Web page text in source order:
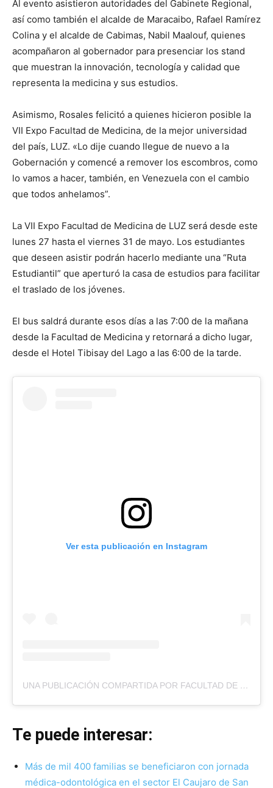
Al evento asistieron autoridades del Gabinete Regional,
así como también el alcalde de Maracaibo, Rafael Ramírez
Colina y el alcalde de Cabimas, Nabil Maalouf, quienes
acompañaron al gobernador para presenciar los stand
que muestran la innovación, tecnología y calidad que
representa la medicina y sus estudios.
Asimismo, Rosales felicitó a quienes hicieron posible la
VII Expo Facultad de Medicina, de la mejor universidad
del país, LUZ. «Lo dije cuando llegue de nuevo a la
Gobernación y comencé a remover los escombros, como
lo vamos a hacer, también, en Venezuela con el cambio
que todos anhelamos”.
La VII Expo Facultad de Medicina de LUZ será desde este
lunes 27 hasta el viernes 31 de mayo. Los estudiantes
que deseen asistir podrán hacerlo mediante una “Ruta
Estudiantil” que aperturó la casa de estudios para facilitar
el traslado de los jóvenes.
El bus saldrá durante esos días a las 7:00 de la mañana
desde la Facultad de Medicina y retornará a dicho lugar,
desde el Hotel Tibisay del Lago a las 6:00 de la tarde.
Ver esta publicación en Instagram
UNA PUBLICACIÓN COMPARTIDA POR FACULTAD DE MEDICINA DE LUZ (@FMEDLUZ)
Te puede interesar:
Más de mil 400 familias se beneficiaron con jornada
médica-odontológica en el sector El Caujaro de San